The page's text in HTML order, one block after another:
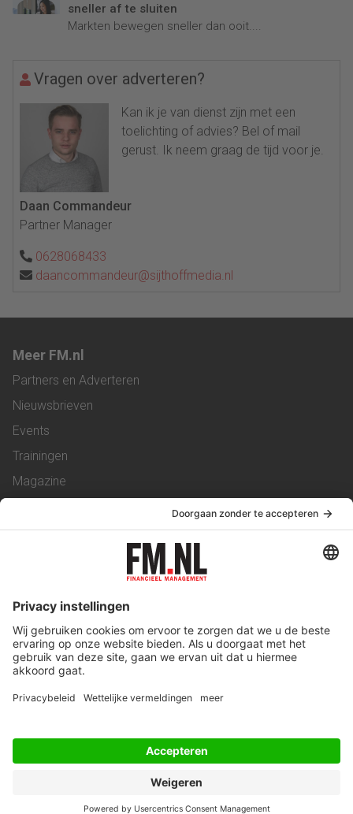
sneller af te sluiten
Markten bewegen sneller dan ooit....
Vragen over adverteren?
Kan ik je van dienst zijn met een
toelichting of advies? Bel of mail
gerust. Ik neem graag de tijd voor je.
Daan Commandeur
Partner Manager
0628068433
daancommandeur@sijthoffmedia.nl
Meer FM.nl
Partners en Adverteren
Nieuwsbrieven
Events
Trainingen
Magazine
Service & Contact
Werken bij ons
Privacy Statement
Algemene Voorwaarden